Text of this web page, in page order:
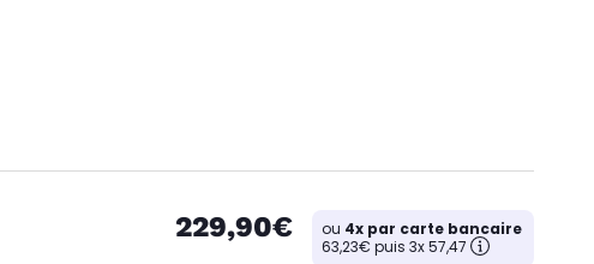
229,90€ ou 4x par carte bancaire
63,23€ puis 3x 57,47